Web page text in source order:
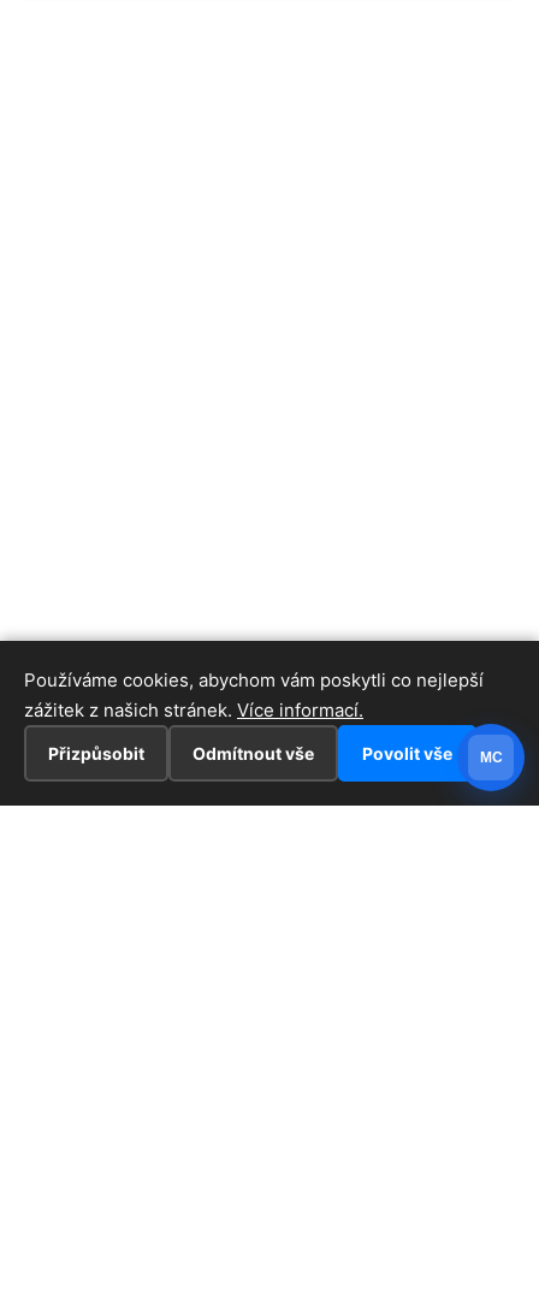
Používáme cookies, abychom vám poskytli co nejlepší
zážitek z našich stránek. Více informací.
Přizpůsobit Odmítnout vše Povolit vše MC